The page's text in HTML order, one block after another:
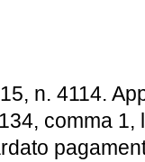
n. 4114.
comma